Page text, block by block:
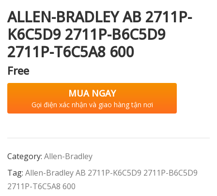
ALLEN-BRADLEY AB 2711P-
K6C5D9 2711P-B6C5D9
2711P-T6C5A8 600
Free
MUA NGAY
Gọi điện xác nhận và giao hàng tận nơi
Category: Allen-Bradley
Tag: Allen-Bradley AB 2711P-K6C5D9 2711P-B6C5D9
2711P-T6C5A8 600